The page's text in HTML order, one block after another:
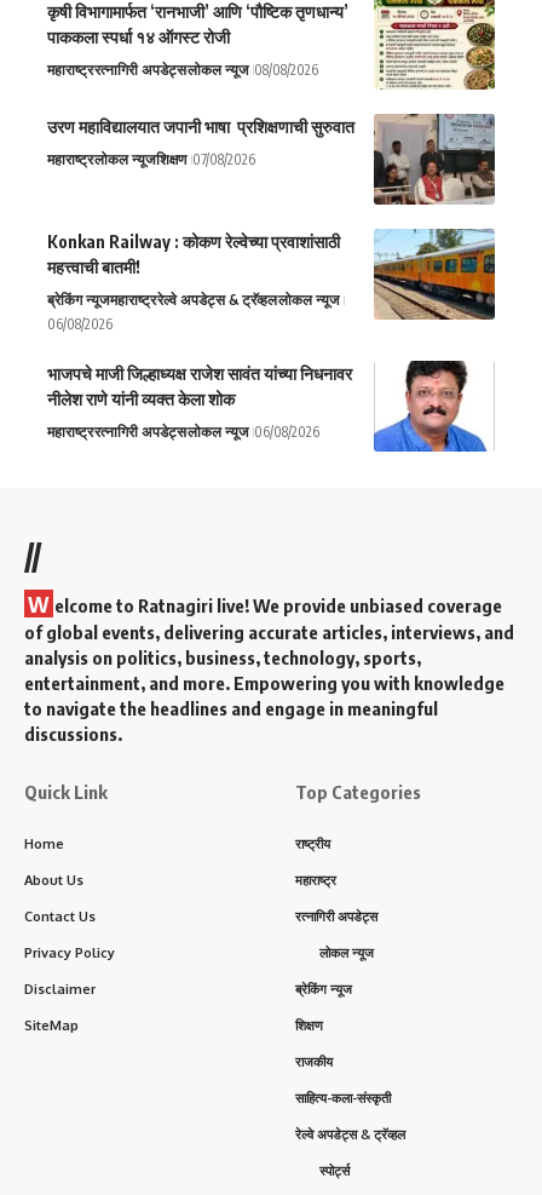
कृषी विभागामार्फत ‘रानभाजी’ आणि ‘पौष्टिक तृणधान्य’
पाककला स्पर्धा १४ ऑगस्ट रोजी
महाराष्ट्ररत्नागिरी अपडेट्सलोकल न्यूज 08/08/2026
उरण महाविद्यालयात जपानी भाषा प्रशिक्षणाची सुरुवात
महाराष्ट्रलोकल न्यूजशिक्षण 07/08/2026
Konkan Railway : कोकण रेल्वेच्या प्रवाशांसाठी
महत्त्वाची बातमी!
ब्रेकिंग न्यूजमहाराष्ट्ररेल्वे अपडेट्स & ट्रॅव्हललोकल न्यूज
06/08/2026
भाजपचे माजी जिल्हाध्यक्ष राजेश सावंत यांच्या निधनावर
नीलेश राणे यांनी व्यक्त केला शोक
महाराष्ट्ररत्नागिरी अपडेट्सलोकल न्यूज 06/08/2026
//
W elcome to Ratnagiri live! We provide unbiased coverage
of global events, delivering accurate articles, interviews, and
analysis on politics, business, technology, sports,
entertainment, and more. Empowering you with knowledge
to navigate the headlines and engage in meaningful
discussions.
Quick Link
Home
About Us
Contact Us
Privacy Policy
Disclaimer
SiteMap
Top Categories
राष्ट्रीय
महाराष्ट्र
रत्नागिरी अपडेट्स
लोकल न्यूज
ब्रेकिंग न्यूज
शिक्षण
राजकीय
साहित्य-कला-संस्कृती
रेल्वे अपडेट्स & ट्रॅव्हल
स्पोर्ट्स